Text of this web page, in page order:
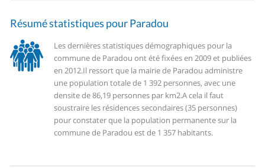
Résumé statistiques pour Paradou
Les dernières statistiques démographiques pour la
commune de Paradou ont été fixées en 2009 et publiées
en 2012.Il ressort que la mairie de Paradou administre
une population totale de 1 392 personnes, avec une
densite de 86,19 personnes par km2.A cela il faut
soustraire les résidences secondaires (35 personnes)
pour constater que la population permanente sur la
commune de Paradou est de 1 357 habitants.